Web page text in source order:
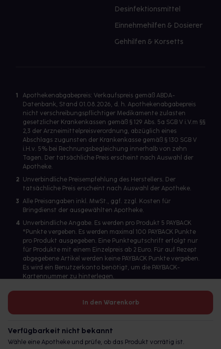
In den Warenkorb
Verfügbarkeit nicht bekannt
Wähle eine Apotheke und prüfe, ob das Produkt vorrätig ist.
Desinfektionsmittel
Einnehmehilfen & Dosierer
Gehhilfen & Korsetts
1
Apothekenabgabepreis: Verkaufspreis gemäß ABDA-
Datenbank, Stand 01.08.2026, d. h. Apothekenabgabepreis
nicht verschreibungspflichtiger Medikamente zulasten
gesetzlicher Krankenkassen gemäß § 129 Abs. 5a SGB V i.V.m §§
2,3 der Arzneimittelpreisverordnung, abzüglich eines
Abschlags zugunsten der Krankenkasse gemäß § 130 SGB V
i.H.v. 5% bei Rechnungsbegleichung innerhalb von zehn
Tagen. Der tatsächliche Preis erscheint nach Auswahl der
Apotheke.
2 Unverbindliche Preisempfehlung des Herstellers. Der
tatsächliche Preis erscheint nach Auswahl der Apotheke.
3 Alle Preisangaben inkl. MwSt., ggf. zzgl. Kosten für
Bringdienst der ausgewählten Apotheke.
4 Unverbindliche Angabe. Es werden pro Produkt 5 PAYBACK
°Punkte vergeben. Es werden maximal 100 PAYBACK Punkte
pro Produkt ausgegeben. Eine Punktegutschrift erfolgt nur
für Produkte mit einem Einzelpreis ab 2 Euro. Für auf Rezept
abgegebene Artikel werden keine PAYBACK Punkte vergeben.
Es wird ein Benutzerkonto benötigt, um die PAYBACK-
Kartennummer zu hinterlegen.
Betreiber des Portals und verantwortlich: gesund.de GmbH &
© 2026 gesund.de GmbH & Co. KG